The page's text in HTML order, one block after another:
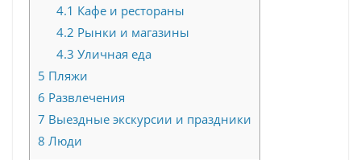
4.1 Кафе и рестораны
4.2 Рынки и магазины
4.3 Уличная еда
5 Пляжи
6 Развлечения
7 Выездные экскурсии и праздники
8 Люди